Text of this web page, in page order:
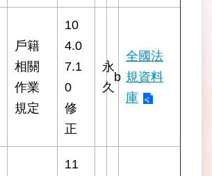
戶籍
相關
作業
規定
10
4.0
7.1
0
修
正
永
久
b
全國法
規資料
庫
11